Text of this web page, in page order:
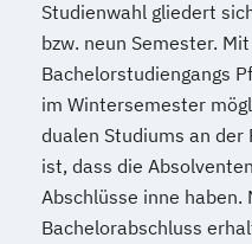
Studienwahl gliedert
bzw. neun Semester.
Bachelorstudiengangs
im Wintersemester
dualen Studiums an der
ist, dass die
Abschlüsse inne
Bachelorabschluss